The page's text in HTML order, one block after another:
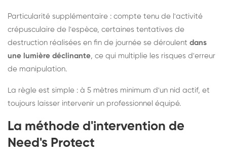
Particularité supplémentaire : compte tenu de l'activité
crépusculaire de l'espèce, certaines tentatives de
destruction réalisées en fin de journée se déroulent dans
une lumière déclinante, ce qui multiplie les risques d'erreur
de manipulation.
La règle est simple : à 5 mètres minimum d'un nid actif, et
toujours laisser intervenir un professionnel équipé.
La méthode d'intervention de
Need's Protect